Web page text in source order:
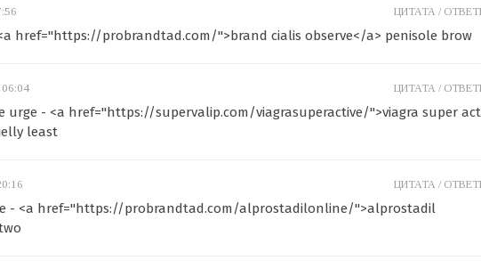
href="https://probrandtad.com/">brand cialis observe</a> penisole brow
ЦИТАТА /
urge - <a href="https://supervalip.com/viagrasuperactive/">viagra super
least
ЦИТАТА /
- <a href="https://probrandtad.com/alprostadilonline/">alprostadil
ЦИТАТА /